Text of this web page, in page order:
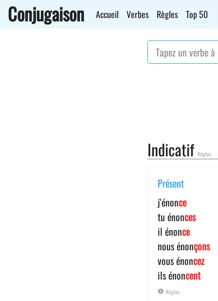
Conjugaison Accueil Verbes Règles Top 50
Indicatif Règles
Présent
j'énonce
tu énonces
il énonce
nous énonçons
vous énoncez
ils énoncent
Règles